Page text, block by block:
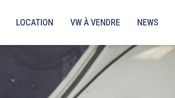
LOCATION VW À VENDRE NEWS